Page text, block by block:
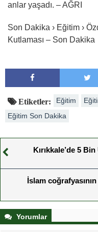
anlar yaşadı. – AĞRI
Son Dakika › Eğitim ›
Kutlaması – Son Dakika
Etiketler: Eğitim
Eğitim Son Dakika
Kırıkkale’de 5
İslam
Yorumlar